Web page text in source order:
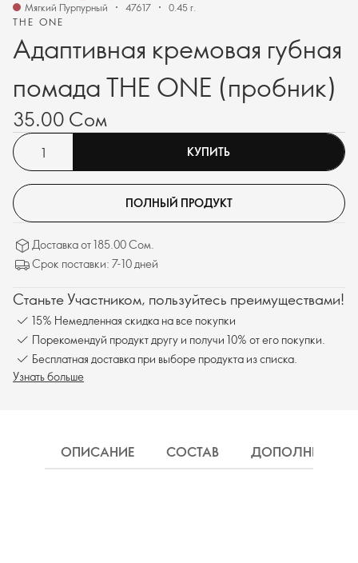
THE ONE
Адаптивная кремовая губная
помада THE ONE (пробник)
Мягкий Пурпурный 47617 0.45 г.
35.00 Сом
КУПИТЬ
ПОЛНЫЙ ПРОДУКТ
Доставка от 185.00 Сом.
Срок поставки: 7-10 дней
Станьте Участником, пользуйтесь преимуществами!
15% Немедленная скидка на все покупки
Порекомендуй продукт другу и получи 10% от его покупки.
Бесплатная доставка при выборе продукта из списка.
Узнать больше
ОПИСАНИЕ СОСТАВ